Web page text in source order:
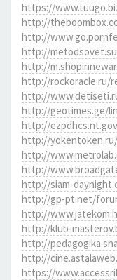
https://
http://
http://
http://
http://
http://rockoracle.ru/
http://
http://geotimes.ge/
http://
http://
http://
http://
http://siam-
http://gp-pt.net/
http://
http://klub-
http://
http://
https://